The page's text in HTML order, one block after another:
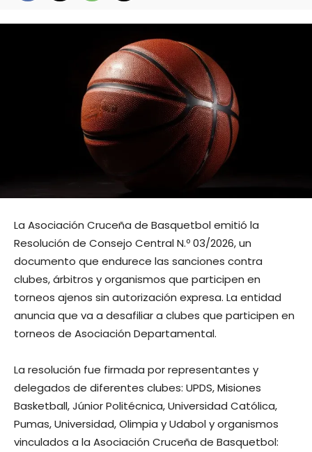
La Asociación Cruceña de Basquetbol emitió la
Resolución de Consejo Central N.º 03/2026, un
documento que endurece las sanciones contra
clubes, árbitros y organismos que participen en
torneos ajenos sin autorización expresa. La entidad
anuncia que va a desafiliar a clubes que participen en
torneos de Asociación Departamental.
La resolución fue firmada por representantes y
delegados de diferentes clubes: UPDS, Misiones
Basketball, Júnior Politécnica, Universidad Católica,
Pumas, Universidad, Olimpia y Udabol y organismos
vinculados a la Asociación Cruceña de Basquetbol: